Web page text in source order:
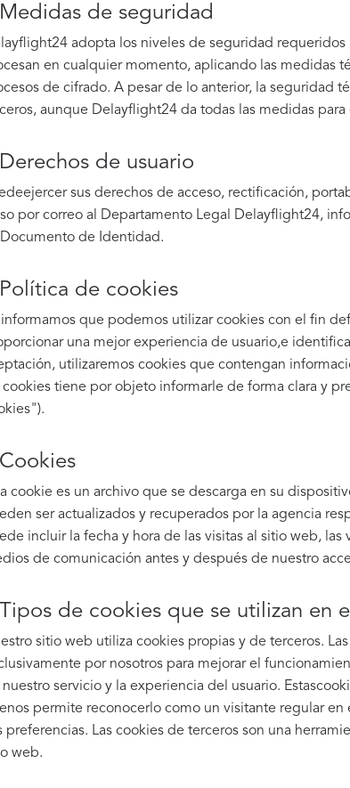
de seguridad
adopta los niveles de seguridad requeridos
en cualquier momento, aplicando las medidas
de cifrado. A pesar de lo anterior, la seguridad
aunque Delayflight24 da todas las medidas para
de usuario
sus derechos de acceso, rectificación,
por correo al Departamento Legal Delayflight24,
de Identidad.
de cookies
informamos que podemos utilizar cookies con el fin
una mejor experiencia de usuario,e
utilizaremos cookies que contengan
tiene por objeto informarle de forma clara y
cookie es un archivo que se descarga en su
ser actualizados y recuperados por la agencia
incluir la fecha y hora de las visitas al sitio web,
de comunicación antes y después de nuestro
de cookies que se utilizan en
sitio web utiliza cookies propias y de terceros.
por nosotros para mejorar el
servicio y la experiencia del usuario.
permite reconocerlo como un visitante regular
preferencias. Las cookies de terceros son una
web.